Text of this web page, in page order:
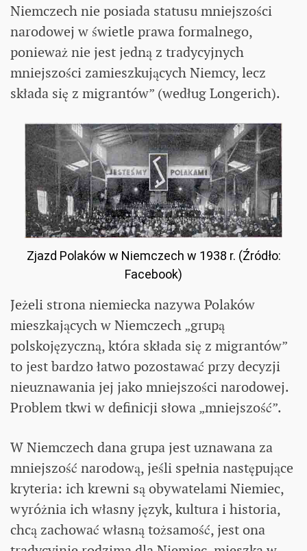
Niemczech nie posiada statusu mniejszości
narodowej w świetle prawa formalnego,
ponieważ nie jest jedną z tradycyjnych
mniejszości zamieszkujących Niemcy, lecz
składa się z migrantów” (według Longerich).
Zjazd Polaków w Niemczech w 1938 r. (Źródło:
Facebook)
Jeżeli strona niemiecka nazywa Polaków
mieszkających w Niemczech „grupą
polskojęzyczną, która składa się z migrantów”
to jest bardzo łatwo pozostawać przy decyzji
nieuznawania jej jako mniejszości narodowej.
Problem tkwi w definicji słowa „mniejszość”.
W Niemczech dana grupa jest uznawana za
mniejszość narodową, jeśli spełnia następujące
kryteria: ich krewni są obywatelami Niemiec,
wyróżnia ich własny język, kultura i historia,
chcą zachować własną tożsamość, jest ona